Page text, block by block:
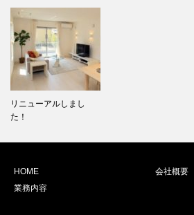
リニューアルしまし
た！
HOME
会社概要
業務内容